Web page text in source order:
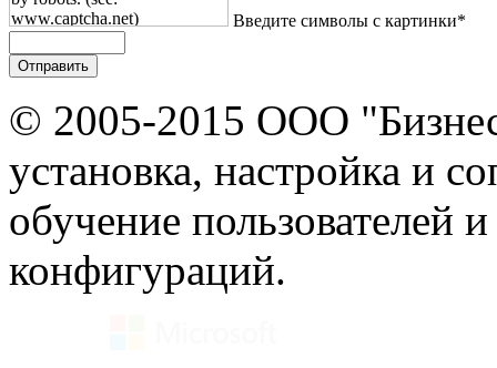
Введите символы с картинки*
© 2005-2015 ООО
установка, настройка и
обучение пользователей
конфигураций.